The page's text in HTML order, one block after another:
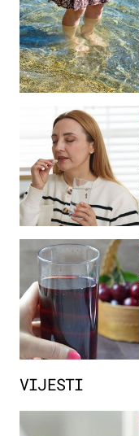
VIJESTI